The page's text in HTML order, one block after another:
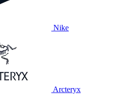
Nike
Arcteryx